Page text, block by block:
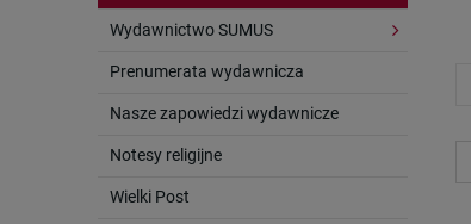
Wydawnictwo SUMUS
Prenumerata wydawnicza
Nasze zapowiedzi wydawnicze
Notesy religijne
Wielki Post